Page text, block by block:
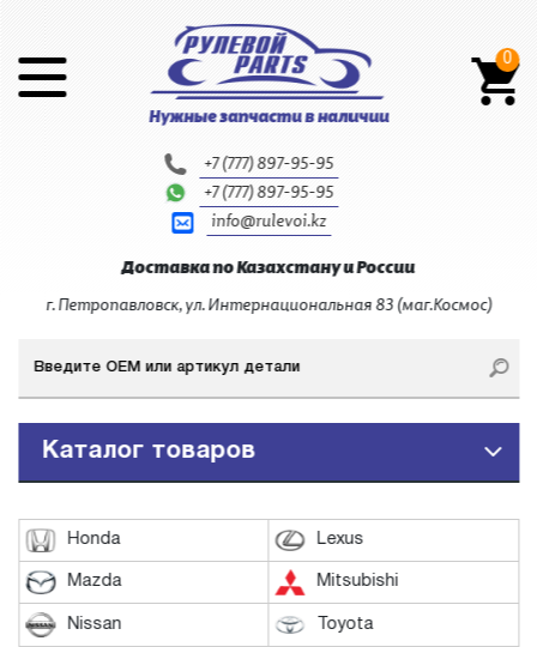
0
+7 (777) 897-95-95
+7 (777) 897-95-95
info@rulevoi.kz
Доставка по Казахстану и России
г. Петропавловск, ул. Интернациональная 83 (маг.Космос)
Каталог товаров
Honda Lexus
Mazda Mitsubishi
Nissan Toyota